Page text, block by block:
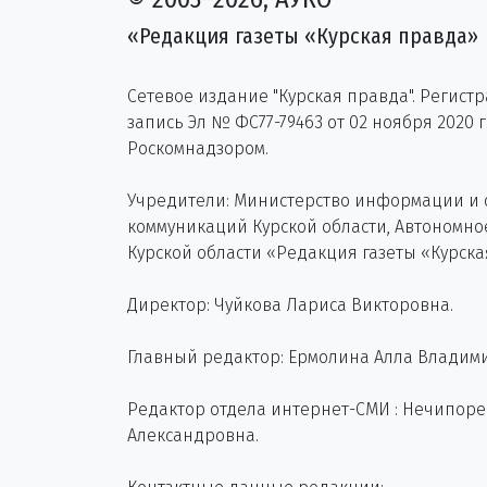
«Редакция газеты «Курская правда»
Сетевое издание "Курская правда".
запись Эл № ФС77-79463 от 02 ноября 2020
Роскомнадзором.
Учредители: Министерство информации и
коммуникаций Курской области,
Курской области «Редакция газеты
Директор: Чуйкова Лариса Викторовна.
Главный редактор: Ермолина Алла
Редактор отдела интернет-СМИ :
Александровна.